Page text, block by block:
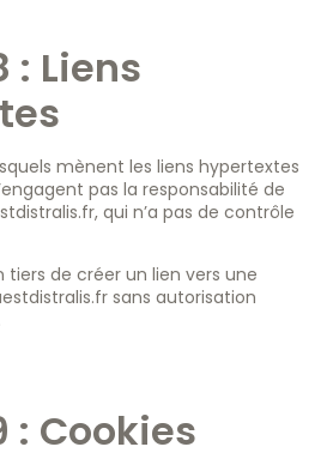
: Liens
mènent les liens hypertextes
pas la responsabilité de
qui n’a pas de contrôle
tiers de créer un lien vers une
sans autorisation
: Cookies